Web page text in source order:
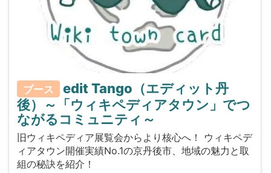
ブース
edit Tango（エディット丹
後）～「ウィキペディアタウン」でつ
ながるコミュニティ～
旧ウィキペディア展覧会からより核心へ！ ウィキペデ
ィアタウン開催実績No.1の京丹後市、地域の魅力と取
組の秘訣を紹介！